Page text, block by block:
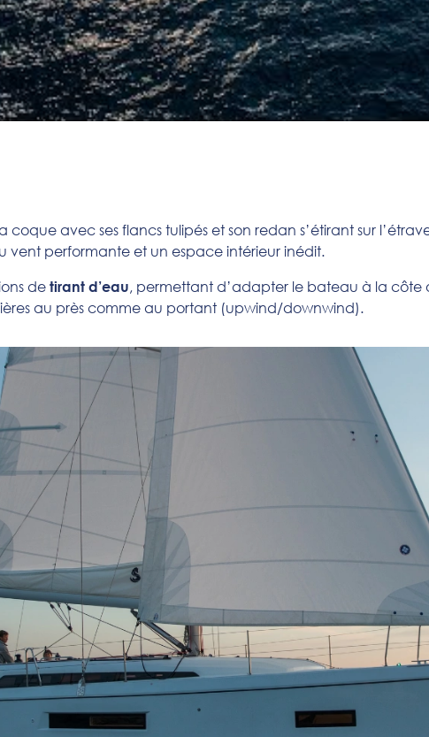
coque avec ses flancs tulipés et son redan s’étirant sur
performante et un espace intérieur inédit.
de tirant d’eau, permettant d’adapter le bateau à la côte
au près comme au portant (upwind/downwind).